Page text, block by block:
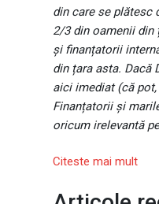
din care se plătesc
2/3 din oamenii din
și finanțatorii
din țara asta. Dacă
aici imediat (că
Finanțatorii și
oricum irelevantă
Citeste mai mult